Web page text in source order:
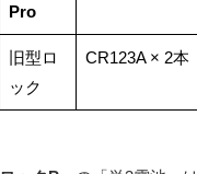
Pro
旧型ロ
ック
CR123A × 2本